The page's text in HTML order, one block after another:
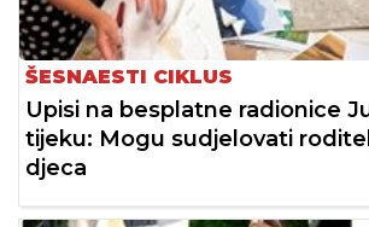
ŠESNAESTI CIKLUS
Upisi na besplatne radionice
tijeku: Mogu sudjelovati
djeca